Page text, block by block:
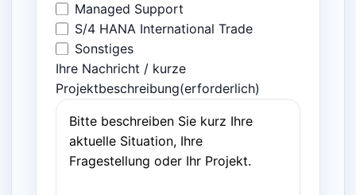
Managed Support
S/4 HANA International Trade
Sonstiges
Ihre Nachricht / kurze
Projektbeschreibung(erforderlich)